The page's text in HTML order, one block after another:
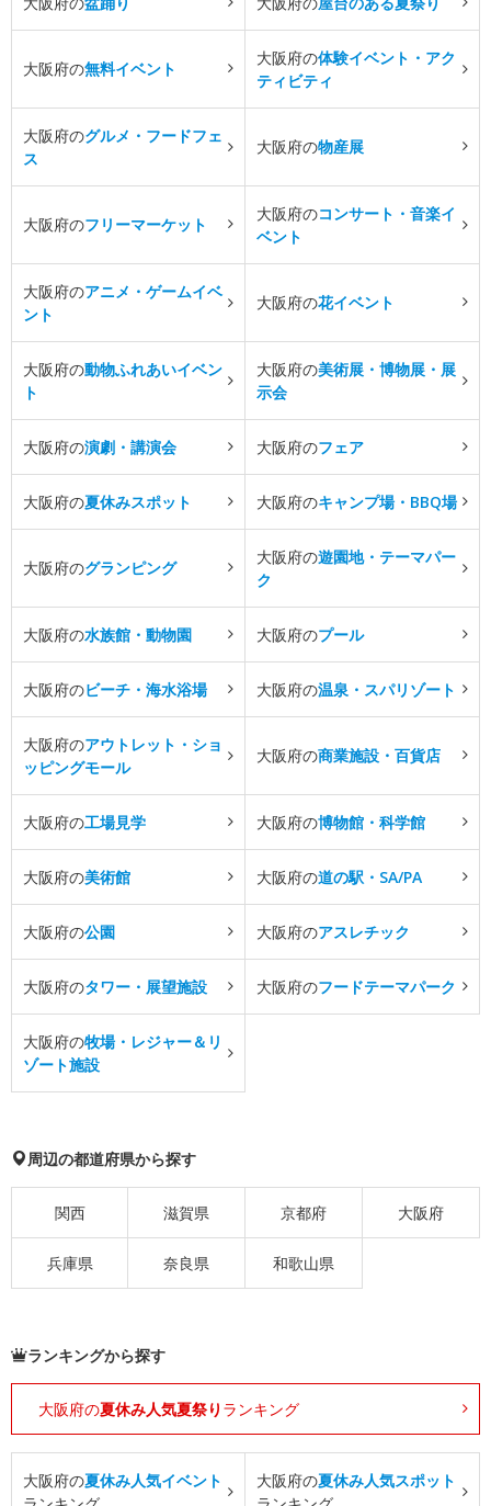
大阪府の無料イベント
大阪府の体験イベント・アク
ティビティ
大阪府のグルメ・フードフェ
ス
大阪府の物産展
大阪府のフリーマーケット
大阪府のコンサート・音楽イ
ベント
大阪府のアニメ・ゲームイベ
ント
大阪府の花イベント
大阪府の動物ふれあいイベン
ト
大阪府の美術展・博物展・展
示会
大阪府の演劇・講演会 大阪府のフェア
大阪府の夏休みスポット 大阪府のキャンプ場・BBQ場
大阪府のグランピング
大阪府の遊園地・テーマパー
ク
大阪府の水族館・動物園 大阪府のプール
大阪府のビーチ・海水浴場 大阪府の温泉・スパリゾート
大阪府のアウトレット・ショ
ッピングモール
大阪府の商業施設・百貨店
大阪府の工場見学 大阪府の博物館・科学館
大阪府の美術館 大阪府の道の駅・SA/PA
大阪府の公園 大阪府のアスレチック
大阪府のタワー・展望施設 大阪府のフードテーマパーク
大阪府の牧場・レジャー＆リ
ゾート施設
周辺の都道府県から探す
関西 滋賀県 京都府 大阪府
兵庫県 奈良県 和歌山県
ランキングから探す
大阪府の夏休み人気夏祭り ランキング
大阪府の夏休み人気イベント
大阪府の夏休み人気スポット